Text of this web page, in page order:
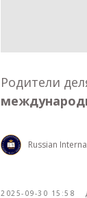
Родители
Russian
2025-09-30 15:58